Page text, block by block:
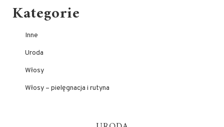
Kategorie
Inne
Uroda
Włosy
Włosy – pielęgnacja i rutyna